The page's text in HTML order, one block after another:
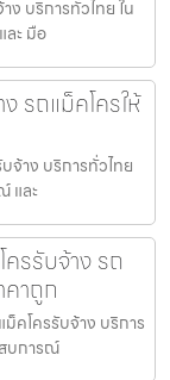
ง บริการทั่วไทย ใน
ะ มือ
รถแม็คโครให้
จ้าง บริการทั่วไทย
และ
รรับจ้าง รถ
คาถูก
คโครรับจ้าง บริการ
บการณ์